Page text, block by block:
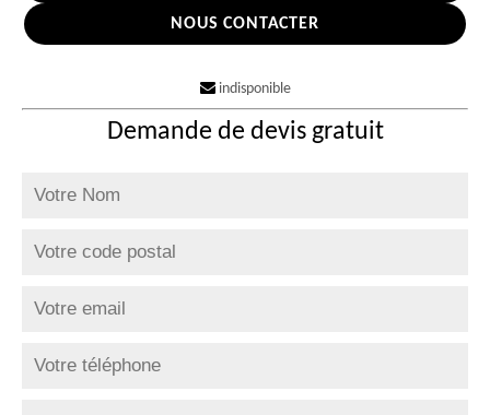
NOUS CONTACTER
indisponible
Demande de devis gratuit